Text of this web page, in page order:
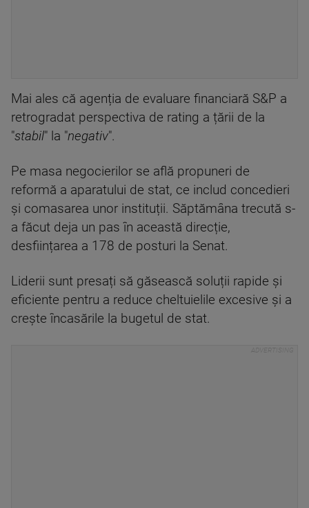
Mai ales că agenția de evaluare financiară S&P a
retrogradat perspectiva de rating a țării de la
"stabil" la "negativ".
Pe masa negocierilor se află propuneri de
reformă a aparatului de stat, ce includ concedieri
și comasarea unor instituții. Săptămâna trecută s-
a făcut deja un pas în această direcție,
desființarea a 178 de posturi la Senat.
Liderii sunt presați să găsească soluții rapide și
eficiente pentru a reduce cheltuielile excesive și a
crește încasările la bugetul de stat.